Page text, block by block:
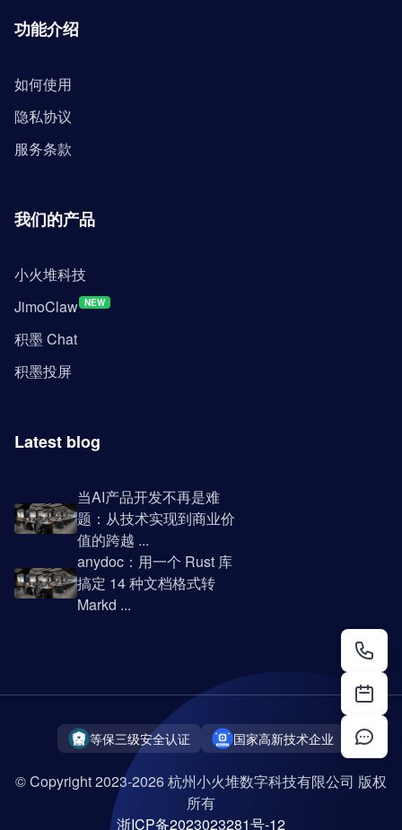
功能介绍
如何使用
隐私协议
服务条款
我们的产品
小火堆科技
JimoClaw NEW
积墨 Chat
积墨投屏
Latest blog
当AI产品开发不再是难
题：从技术实现到商业价
值的跨越 ...
anydoc：用一个 Rust 库
搞定 14 种文档格式转
Markd ...
等保三级安全认证 国家高新技术企业
© Copyright 2023-2026 杭州小火堆数字科技有限公司 版权
所有
浙ICP备2023023281号-12